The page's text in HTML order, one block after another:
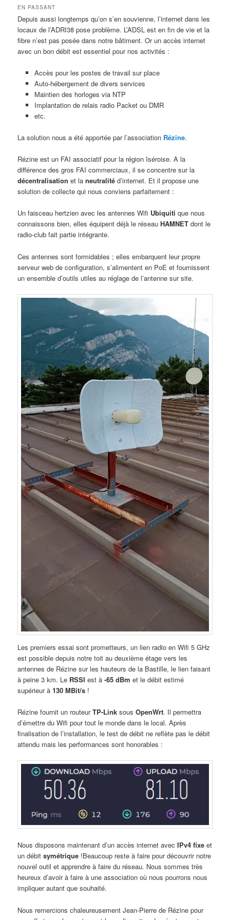
EN PASSANT
Depuis aussi longtemps qu’on s’en souvienne, l’internet dans les
locaux de l’ADRI38 pose problème. L’ADSL est en fin de vie et la
fibre n’est pas posée dans notre bâtiment. Or un accès internet
avec un bon débit est essentiel pour nos activités :
Accès pour les postes de travail sur place
Auto-hébergement de divers services
Maintien des horloges via NTP
Implantation de relais radio Packet ou DMR
etc.
La solution nous a été apportée par l’association Rézine.
Rézine est un FAI associatif pour la région Iséroise. A la
différence des gros FAI commerciaux, il se concentre sur la
décentralisationet laneutralitéd’internet. Et il propose une
solution de collecte qui nous conviens parfaitement :
Un faisceau hertzien avec les antennes Wifi Ubiquitique nous
connaissons bien, elles équipent déjà le réseauHAMNETdont le
radio-club fait partie intégrante.
Ces antennes sont formidables ; elles embarquent leur propre
serveur web de configuration, s’alimentent en PoE et fournissent
un ensemble d’outils utiles au réglage de l’antenne sur site.
Les premiers essai sont prometteurs, un lien radio en Wifi 5 GHz
est possible depuis notre toit au deuxième étage vers les
antennes de Rézine sur les hauteurs de la Bastille, le lien faisant
à peine 3 km. Le RSSIest à-65 dBm et le débit estimé
supérieur à130 MBit/s !
Rézine fournit un routeurTP-Link sousOpenWrt. Il permettra
d’émettre du Wifi pour tout le monde dans le local. Après
finalisation de l’installation, le test de débit ne reflète pas le débit
attendu mais les performances sont honorables :
Nous disposons maintenant d’un accès internet avec IPv4 fixe et
un débitsymétrique !Beaucoup reste à faire pour découvrir notre
nouvel outil et apprendre à faire du réseau. Nous sommes très
heureux d’avoir à faire à une association où nous pourrons nous
impliquer autant que souhaité.
Nous remercions chaleureusement Jean-Pierre de Rézine pour